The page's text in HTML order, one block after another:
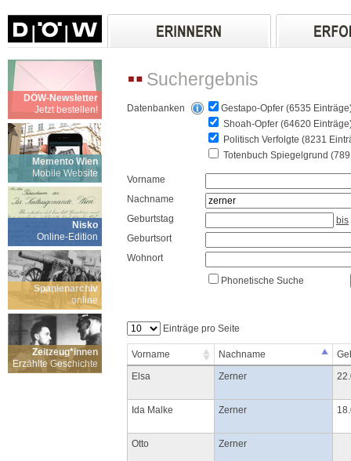
DÖW-Newsletter
Jetzt bestellen!
Memento Wien
Mobile Website
Nisko
Online-Edition
Spanienarchiv
online
Zeitzeug*innen
Erzählte Geschichte
Suchergebnis
Datenbanken
Gestapo-Opfer (6535
Shoah-Opfer (64620
Politisch Verfolgte (8231
Totenbuch Spiegelgrund
Vorname
Nachname
Geburtstag
bis
Geburtsort
Wohnort
Phonetische Suche
Einträge pro Seite
Vorname Nachname
Elsa
Zerner
Ida Malke Zerner
Otto Zerner